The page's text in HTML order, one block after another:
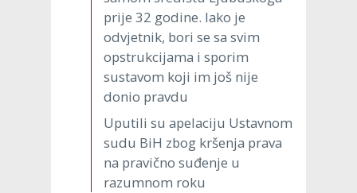
prije 32 godine. Iako je
odvjetnik, bori se sa svim
opstrukcijama i sporim
sustavom koji im još nije
donio pravdu
Uputili su apelaciju Ustavnom
sudu BiH zbog kršenja prava
na pravično suđenje u
razumnom roku